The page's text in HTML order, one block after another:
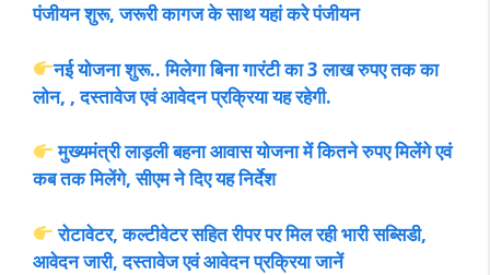
पंजीयन शुरू, जरूरी कागज के साथ यहां करे पंजीयन
नई योजना शुरू.. मिलेगा बिना गारंटी का 3 लाख रुपए तक का
लोन, , दस्तावेज एवं आवेदन प्रक्रिया यह रहेगी.
मुख्यमंत्री लाड़ली बहना आवास योजना में कितने रुपए मिलेंगे एवं
कब तक मिलेंगे, सीएम ने दिए यह निर्देश
रोटावेटर, कल्टीवेटर सहित रीपर पर मिल रही भारी सब्सिडी,
आवेदन जारी, दस्तावेज एवं आवेदन प्रक्रिया जानें